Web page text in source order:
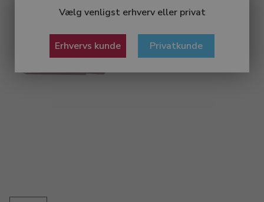
Vælg venligst erhverv eller privat
Erhvervs kunde Privatkunde